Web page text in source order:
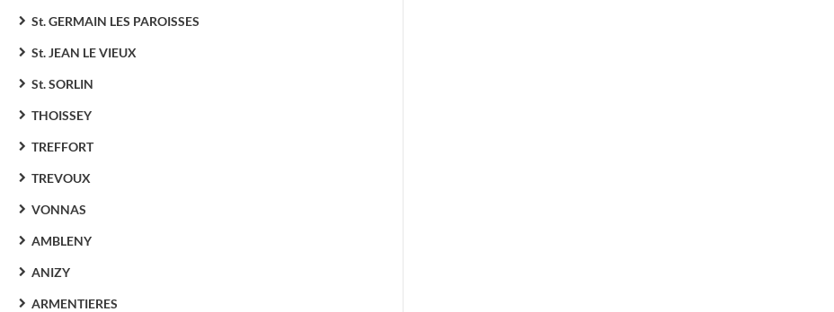
St. GERMAIN LES PAROISSES
St. JEAN LE VIEUX
St. SORLIN
THOISSEY
TREFFORT
TREVOUX
VONNAS
AMBLENY
ANIZY
ARMENTIERES